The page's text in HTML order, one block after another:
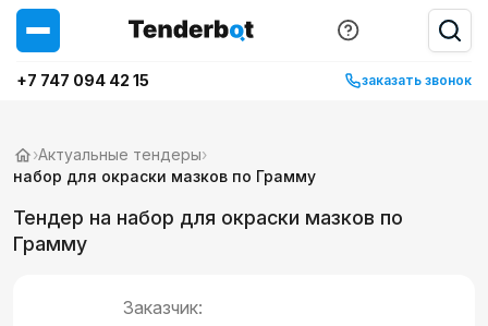
+7 747 094 42 15 заказать звонок
›Актуальные тендеры›
набор для окраски мазков по Грамму
Тендер на набор для окраски мазков по
Грамму
Заказчик: